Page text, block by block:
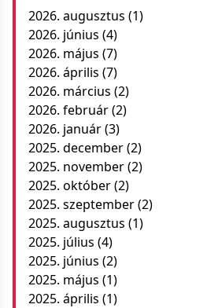
2026. augusztus (1)
2026. június (4)
2026. május (7)
2026. április (7)
2026. március (2)
2026. február(2)
2026. január(3)
2025. december(2)
2025. november(2)
2025. október(2)
2025. szeptember(2)
2025. augusztus (1)
2025. július (4)
2025. június (2)
2025. május (1)
2025. április (1)